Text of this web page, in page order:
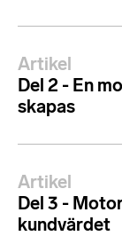
Artikel
Del 2 - En
skapas
Artikel
Del 3 -
kundvärdet